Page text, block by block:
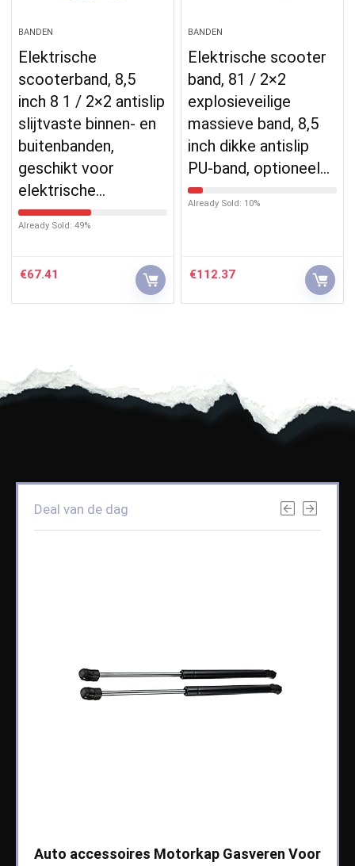
BANDEN
Elektrische
scooterband, 8,5
inch 8 1 / 2×2 antislip
slijtvaste binnen- en
buitenbanden,
geschikt voor
elektrische…
Already Sold: 49%
€67.41
BANDEN
Elektrische scooter
band, 81 / 2×2
explosieveilige
massieve band, 8,5
inch dikke antislip
PU-band, optioneel…
Already Sold: 10%
€112.37
Deal van de dag
Auto accessoires Motorkap Gasveren Voor